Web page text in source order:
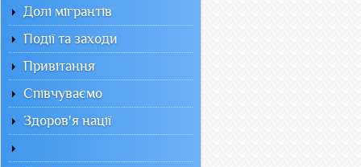
Долі мігрантів
Події та заходи
Привітання
Співчуваємо
Здоров'я нації